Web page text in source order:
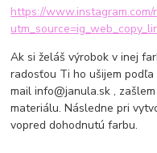
https://www.instagram.com/
Ak si želáš výrobok v inej
radosťou Ti ho ušijem
mail info@janula.sk ,
materiálu. Následne pri
vopred dohodnutú farbu.